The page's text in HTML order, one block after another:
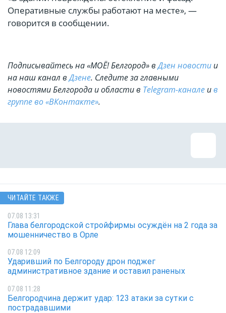
Оперативные службы работают на месте», —
говорится в сообщении.
Подписывайтесь на «МОЁ! Белгород» вДзен новости и
на наш канал вДзене. Cледите за главными
новостями Белгорода и области в Telegram-канале ив
группе во «ВКонтакте».
ЧИТАЙТЕ ТАКЖЕ
07.08 13:31
Глава белгородской стройфирмы осуждён на 2 года за
мошенничество в Орле
07.08 12:09
Ударивший по Белгороду дрон поджег
административное здание и оставил раненых
07.08 11:28
Белгородчина держит удар: 123 атаки за сутки с
пострадавшими